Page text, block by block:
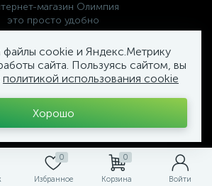
0
Избранное
0
Корзина Войти
cookie и Яндекс.Метрику
сайта. Пользуясь сайтом, вы
политикой использования cookie
Хорошо
магазин Олимпия
это просто удобно
в отношении обработки персональных
данных
Комплекс